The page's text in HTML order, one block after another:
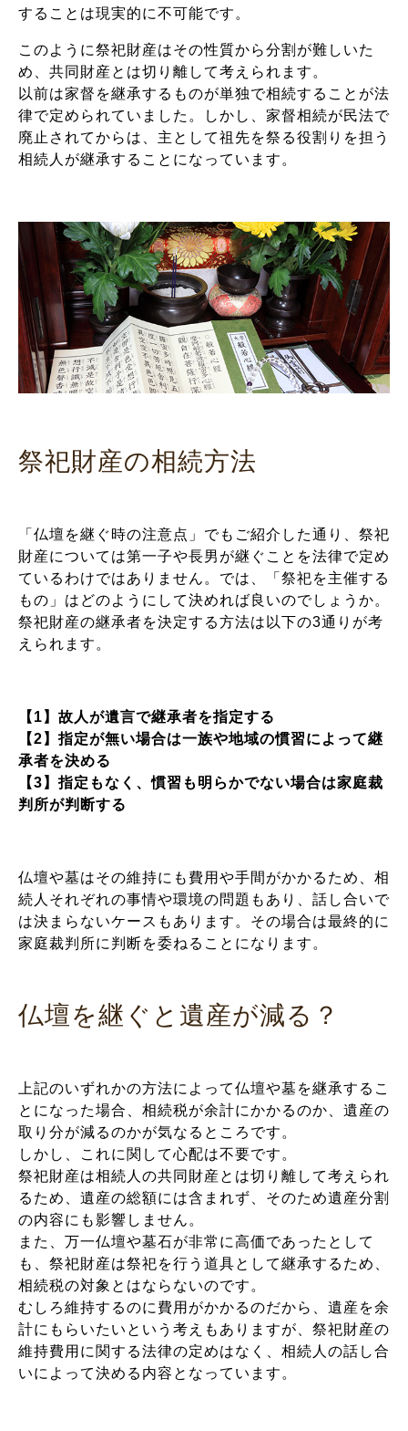
することは現実的に不可能です。
このように祭祀財産はその性質から分割が難しいた
め、共同財産とは切り離して考えられます。
以前は家督を継承するものが単独で相続することが法
律で定められていました。しかし、家督相続が民法で
廃止されてからは、主として祖先を祭る役割りを担う
相続人が継承することになっています。
祭祀財産の相続方法
「仏壇を継ぐ時の注意点」でもご紹介した通り、祭祀
財産については第一子や長男が継ぐことを法律で定め
ているわけではありません。では、「祭祀を主催する
もの」はどのようにして決めれば良いのでしょうか。
祭祀財産の継承者を決定する方法は以下の3通りが考
えられます。
【1】故人が遺言で継承者を指定する
【2】指定が無い場合は一族や地域の慣習によって継
承者を決める
【3】指定もなく、慣習も明らかでない場合は家庭裁
判所が判断する
仏壇や墓はその維持にも費用や手間がかかるため、相
続人それぞれの事情や環境の問題もあり、話し合いで
は決まらないケースもあります。その場合は最終的に
家庭裁判所に判断を委ねることになります。
仏壇を継ぐと遺産が減る？
上記のいずれかの方法によって仏壇や墓を継承するこ
とになった場合、相続税が余計にかかるのか、遺産の
取り分が減るのかが気なるところです。
しかし、これに関して心配は不要です。
祭祀財産は相続人の共同財産とは切り離して考えられ
るため、遺産の総額には含まれず、そのため遺産分割
の内容にも影響しません。
また、万一仏壇や墓石が非常に高価であったとして
も、祭祀財産は祭祀を行う道具として継承するため、
相続税の対象とはならないのです。
むしろ維持するのに費用がかかるのだから、遺産を余
計にもらいたいという考えもありますが、祭祀財産の
維持費用に関する法律の定めはなく、相続人の話し合
いによって決める内容となっています。